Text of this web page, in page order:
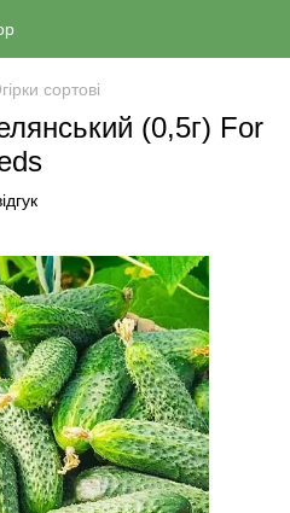
сортові
(0,5г) For